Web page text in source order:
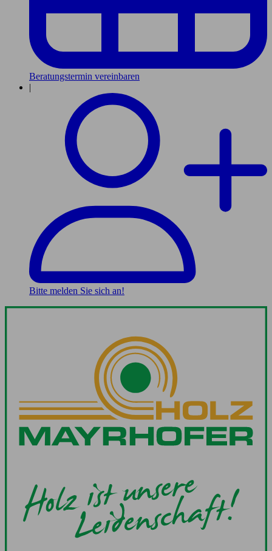
Beratungstermin vereinbaren
|
Bitte melden Sie sich an!